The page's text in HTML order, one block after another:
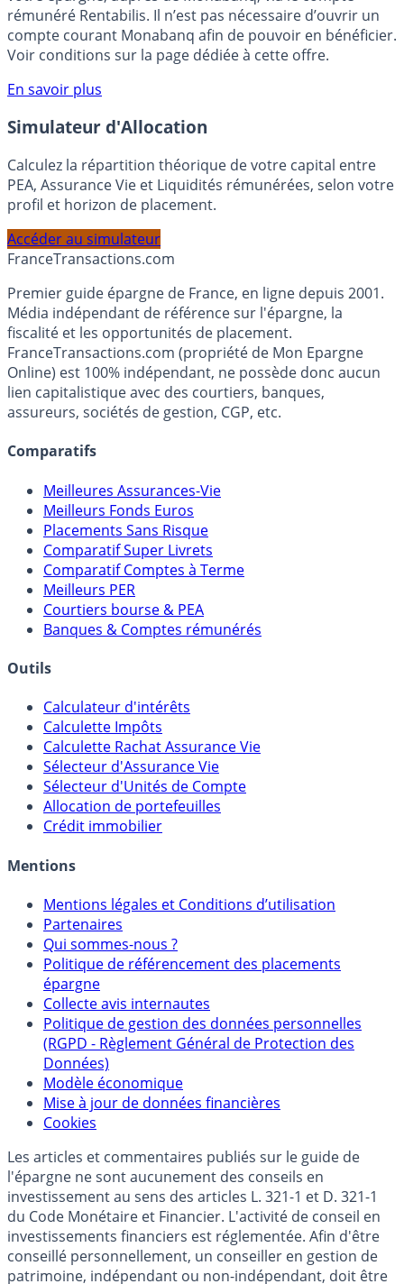
Bénéficiez de cette offre de placement sans risque pour
votre épargne, auprès de Monabanq, via le compte
rémunéré Rentabilis. Il n’est pas nécessaire d’ouvrir un
Voir conditions sur la page dédiée à cette offre.
En savoir plus
Simulateur d'Allocation
Calculez la répartition théorique de votre capital entre
profil et horizon de placement.
FranceTransactions.com
Premier guide épargne de France, en ligne depuis 2001.
Média indépendant de référence sur l'épargne, la
fiscalité et les opportunités de placement.
FranceTransactions.com (propriété de Mon Epargne
Online) est 100% indépendant, ne possède donc aucun
assureurs, sociétés de gestion, CGP, etc.
Comparatifs
Meilleures Assurances-Vie
Meilleurs Fonds Euros
Placements Sans Risque
Comparatif Super Livrets
Comparatif Comptes à Terme
Meilleurs PER
Banques & Comptes rémunérés
Outils
Calculateur d'intérêts
Calculette Impôts
Calculette Rachat Assurance Vie
Sélecteur d'Assurance Vie
Sélecteur d'Unités de Compte
Crédit immobilier
Mentions
Mentions légales et Conditions d’utilisation
Partenaires
Qui sommes-nous ?
Politique de référencement des placements
épargne
Collecte avis internautes
Politique de gestion des données personnelles
(RGPD - Règlement Général de Protection des
Données)
Modèle économique
Cookies
Les articles et commentaires publiés sur le guide de
l'épargne ne sont aucunement des conseils en
investissement au sens des articles L. 321-1 et D. 321-1
du Code Monétaire et Financier. L'activité de conseil en
investissements financiers est réglementée. Afin d'être